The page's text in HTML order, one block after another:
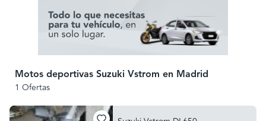
Motos deportivas Suzuki Vstrom en Madrid
1 Ofertas